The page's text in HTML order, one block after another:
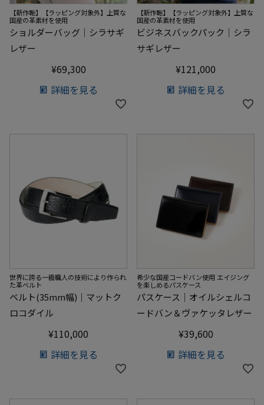
【新作鞄】【ラッピング対象外】上質な
国産の革素材を使用
ショルダーバッグ｜シラサギ
レザー
¥69,300
詳細を見る
【新作鞄】【ラッピング対象外】上質な
国産の革素材を使用
ビジネスバックパック｜シラ
サギレザー
¥121,000
詳細を見る
世界に誇る一級職人の技術により作られ
た革ベルト
ベルト(35mm幅)｜マットク
ロコダイル
¥110,000
詳細を見る
希少な国産コードバン使用 エイジング
を楽しめるパスケース
パスケース｜オイルシェルコ
ードバン＆ヴァケッタレザー
¥39,600
詳細を見る